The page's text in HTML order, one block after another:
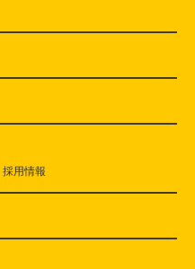
採用情報